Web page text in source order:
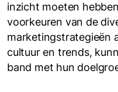
inzicht moeten
voorkeuren van de
marketingstrategieën
cultuur en trends,
band met hun